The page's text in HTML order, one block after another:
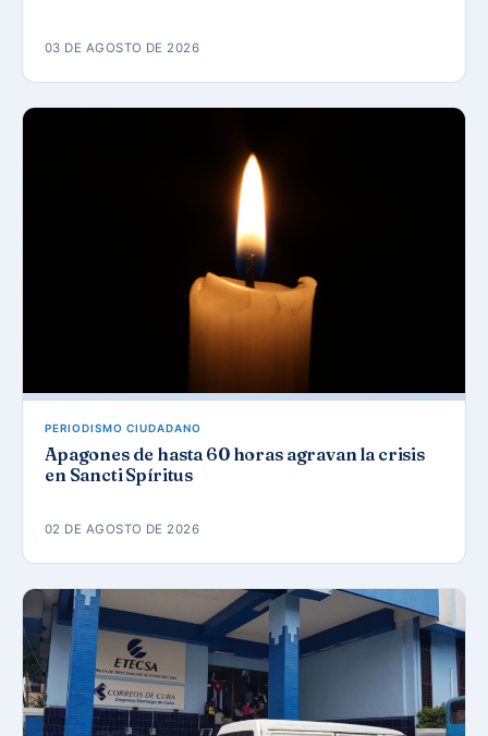
03 DE AGOSTO DE 2026
PERIODISMO CIUDADANO
Apagones de hasta 60 horas agravan la crisis
en Sancti Spíritus
02 DE AGOSTO DE 2026